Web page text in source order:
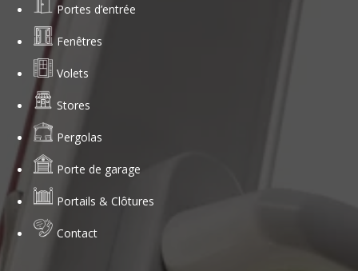
Portes d’entrée
Fenêtres
Volets
Stores
Pergolas
Porte de garage
Portails & Clôtures
Contact